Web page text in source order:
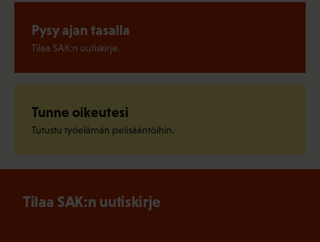
Pysy ajan tasalla
Tilaa SAK:n uutiskirje.
Tunne oikeutesi
Tutustu työelämän pelisääntöihin.
Tilaa SAK:n uutiskirje